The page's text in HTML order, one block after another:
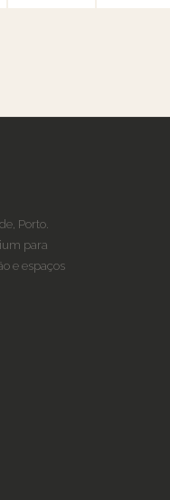
Porto.
para
e espaços